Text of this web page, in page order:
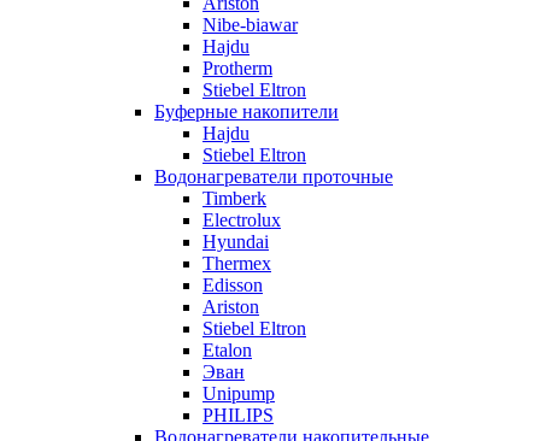
Nibe-biawar
Hajdu
Protherm
Stiebel Eltron
Буферные накопители
Hajdu
Stiebel Eltron
Водонагреватели проточные
Timberk
Electrolux
Hyundai
Thermex
Edisson
Ariston
Stiebel Eltron
Etalon
Эван
Unipump
PHILIPS
Водонагреватели накопительные